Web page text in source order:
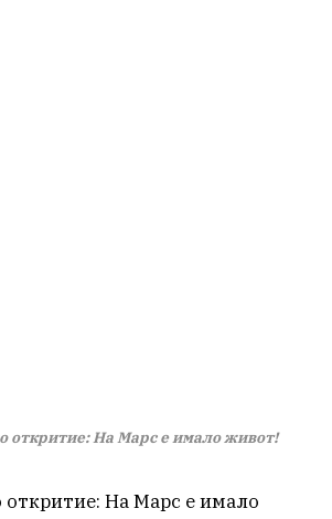
откритие: На Марс е имало живот!
откритие: На Марс е имало